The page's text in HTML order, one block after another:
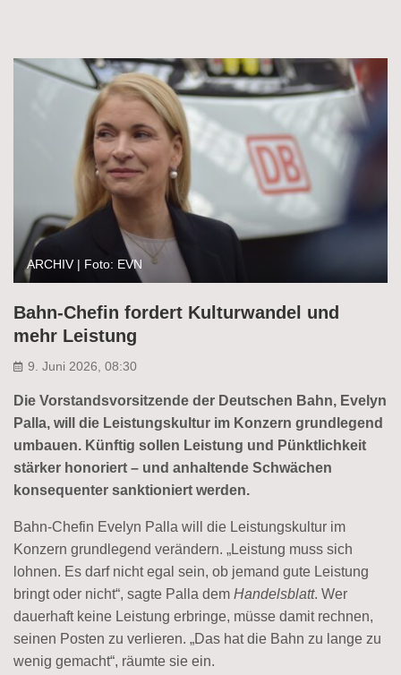
ARCHIV | Foto: EVN
Bahn-Chefin fordert Kulturwandel und
mehr Leistung
9. Juni 2026, 08:30
Die Vorstandsvorsitzende der Deutschen Bahn, Evelyn
Palla, will die Leistungskultur im Konzern grundlegend
umbauen. Künftig sollen Leistung und Pünktlichkeit
stärker honoriert – und anhaltende Schwächen
konsequenter sanktioniert werden.
Bahn-Chefin Evelyn Palla will die Leistungskultur im
Konzern grundlegend verändern. „Leistung muss sich
lohnen. Es darf nicht egal sein, ob jemand gute Leistung
bringt oder nicht“, sagte Palla dem Handelsblatt. Wer
dauerhaft keine Leistung erbringe, müsse damit rechnen,
seinen Posten zu verlieren. „Das hat die Bahn zu lange zu
wenig gemacht“, räumte sie ein.